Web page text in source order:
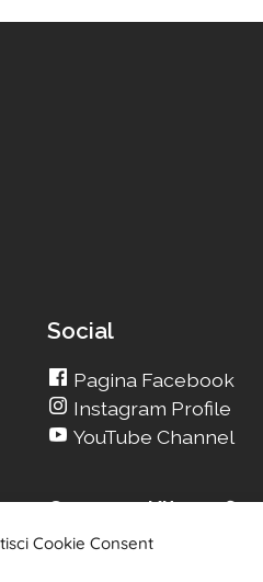
Cookie Consent
Social
Pagina Facebook
Instagram Profile
YouTube Channel
Cerca su Kitesurfing
Cerca un nuovo